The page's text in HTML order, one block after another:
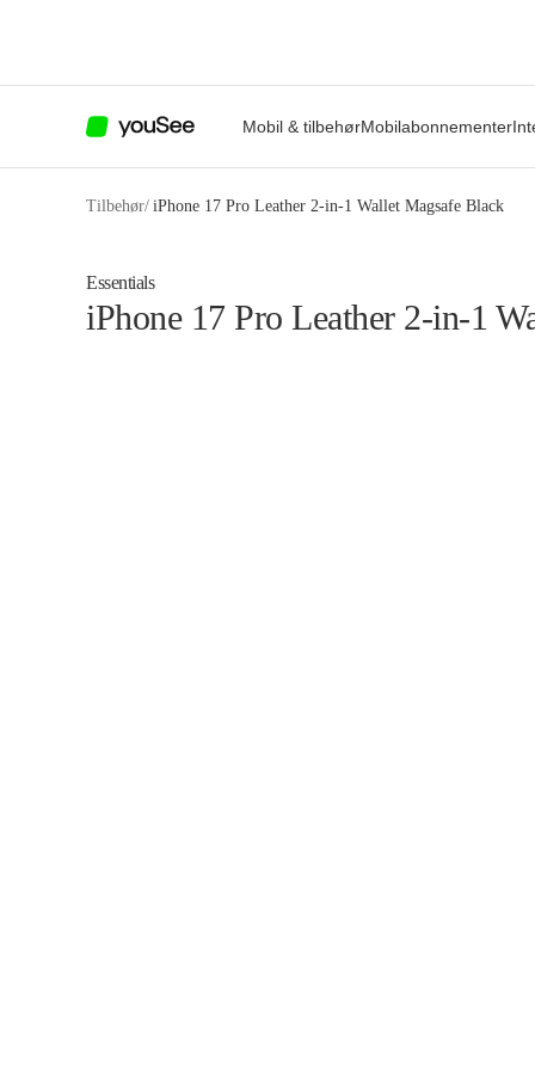
Mobil & tilbehørMobilabonnementer
Tilbehør/ iPhone 17 Pro Leather 2-in-1 Wallet Magsafe Black
Essentials
iPhone 17 Pro Leather 2-in-1